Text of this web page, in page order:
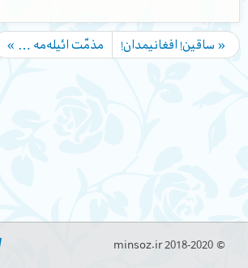
« ساقین! افغانیمدان! مذمّت ائیله‌مه … »
© minsoz.ir 2018-2020